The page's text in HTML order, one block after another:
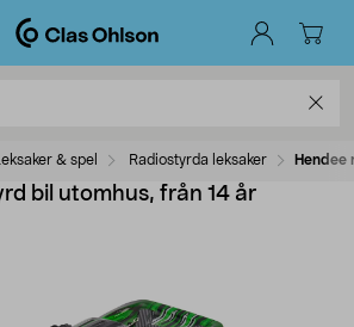
Leksaker & spel Radiostyrda leksaker Hendee
bil utomhus, från 14 år